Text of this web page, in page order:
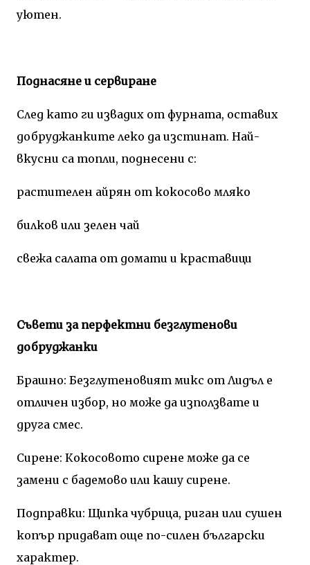
уютен.
Поднасяне и сервиране
След като ги извадих от фурната, оставих
добруджанките леко да изстинат. Най-
вкусни са топли, поднесени с:
растителен айрян от кокосово мляко
билков или зелен чай
свежа салата от домати и краставици
Съвети за перфектни безглутенови
добруджанки
Брашно: Безглутеновият микс от Лидъл е
отличен избор, но може да използвате и
друга смес.
Сирене: Кокосовото сирене може да се
замени с бадемово или кашу сирене.
Подправки: Щипка чубрица, риган или сушен
копър придават още по-силен български
характер.